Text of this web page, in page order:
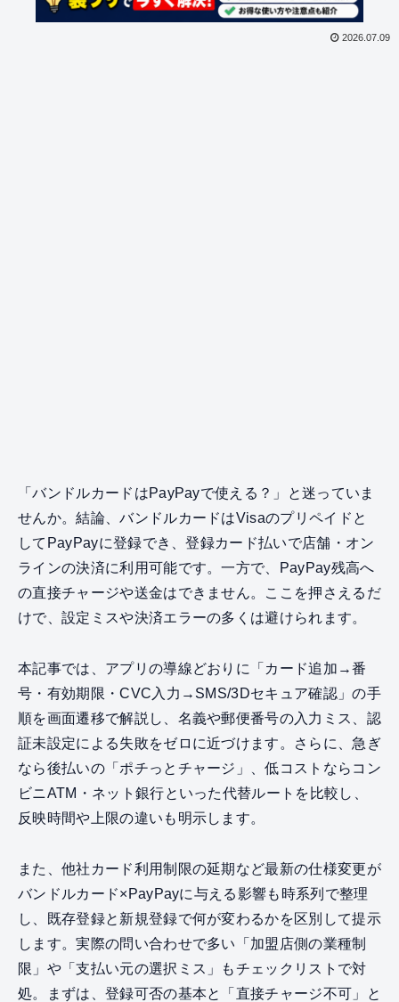
2026.07.09
「バンドルカードはPayPayで使える？」と迷っていま
せんか。結論、バンドルカードはVisaのプリペイドと
してPayPayに登録でき、登録カード払いで店舗・オン
ラインの決済に利用可能です。一方で、PayPay残高へ
の直接チャージや送金はできません。ここを押さえるだ
けで、設定ミスや決済エラーの多くは避けられます。
本記事では、アプリの導線どおりに「カード追加→番
号・有効期限・CVC入力→SMS/3Dセキュア確認」の手
順を画面遷移で解説し、名義や郵便番号の入力ミス、認
証未設定による失敗をゼロに近づけます。さらに、急ぎ
なら後払いの「ポチっとチャージ」、低コストならコン
ビニATM・ネット銀行といった代替ルートを比較し、
反映時間や上限の違いも明示します。
また、他社カード利用制限の延期など最新の仕様変更が
バンドルカード×PayPayに与える影響も時系列で整理
し、既存登録と新規登録で何が変わるかを区別して提示
します。実際の問い合わせで多い「加盟店側の業種制
限」や「支払い元の選択ミス」もチェックリストで対
処。まずは、登録可否の基本と「直接チャージ不可」と